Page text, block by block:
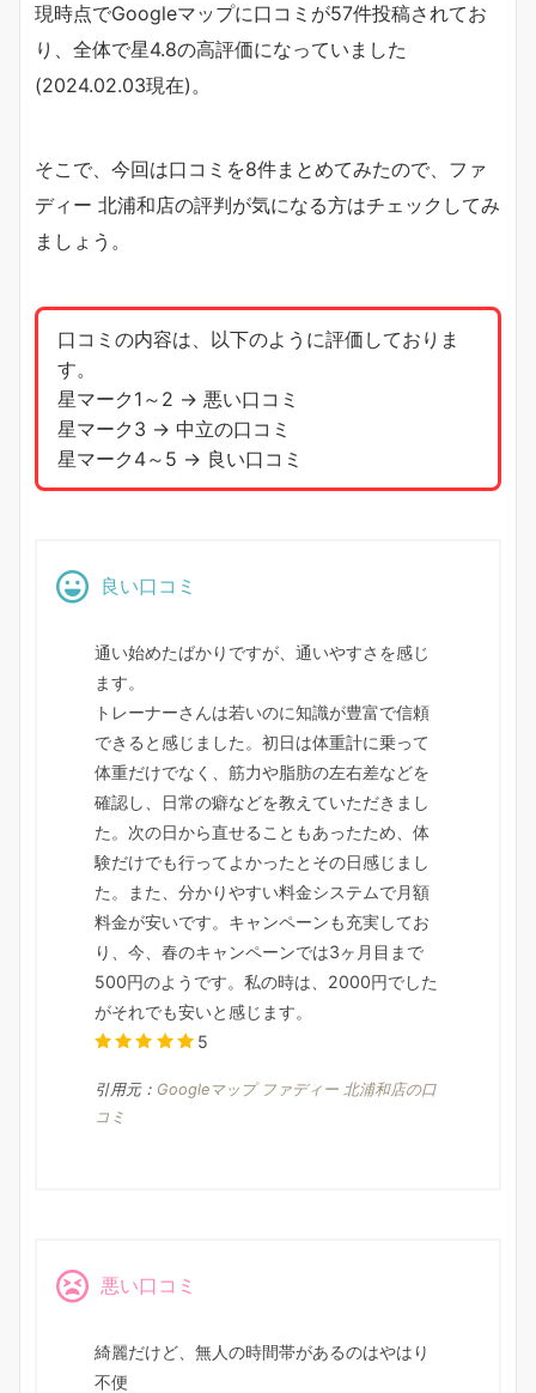
現時点でGoogleマップに口コミが57件投稿されてお
り、全体で星4.8の高評価になっていました
(2024.02.03現在)。
そこで、今回は口コミを8件まとめてみたので、ファ
ディー 北浦和店の評判が気になる方はチェックしてみ
ましょう。
口コミの内容は、以下のように評価しておりま
す。
星マーク1～2 → 悪い口コミ
星マーク3 → 中立の口コミ
星マーク4～5 → 良い口コミ
良い口コミ
通い始めたばかりですが、通いやすさを感じ
ます。
トレーナーさんは若いのに知識が豊富で信頼
できると感じました。初日は体重計に乗って
体重だけでなく、筋力や脂肪の左右差などを
確認し、日常の癖などを教えていただきまし
た。次の日から直せることもあったため、体
験だけでも行ってよかったとその日感じまし
た。また、分かりやすい料金システムで月額
料金が安いです。キャンペーンも充実してお
り、今、春のキャンペーンでは3ヶ月目まで
500円のようです。私の時は、2000円でした
がそれでも安いと感じます。
5
引用元： Googleマップ ファディー 北浦和店の口
コミ
悪い口コミ
綺麗だけど、無人の時間帯があるのはやはり
不便